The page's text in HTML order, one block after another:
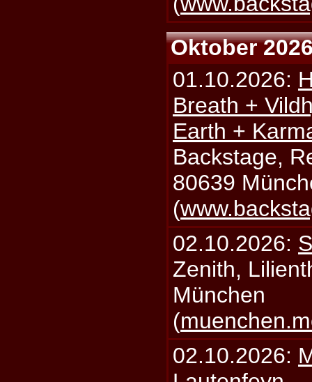
Oktober
01.10.2026:
Breath +
Earth +
Backstage,
80639
(
02.10.2026:
Zenith,
München
(
02.10.2026: